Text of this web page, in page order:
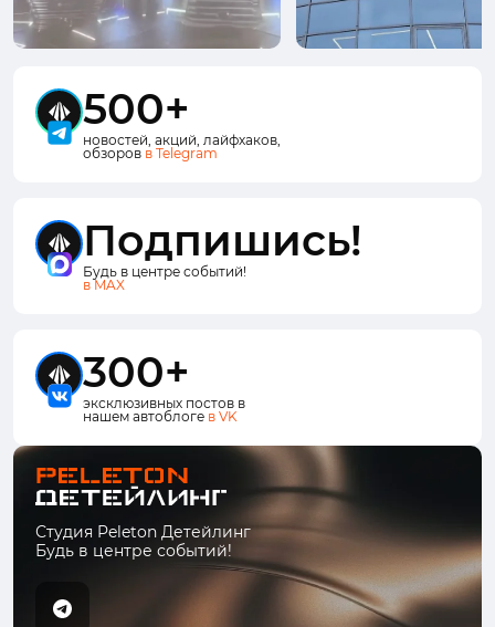
500+
новостей, акций, лайфхаков,
обзоров в Telegram
Подпишись!
Будь в центре событий!
в MAX
300+
эксклюзивных постов в
нашем автоблоге в VK
Студия Peleton Детейлинг
Будь в центре событий!